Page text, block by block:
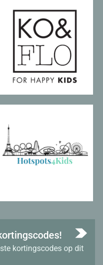
kortingscodes op dit